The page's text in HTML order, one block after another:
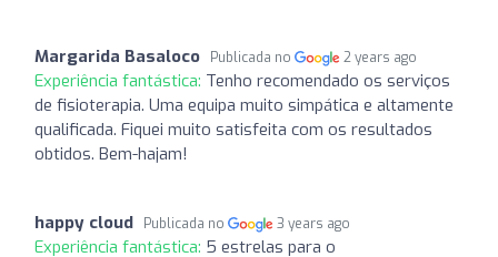
Margarida Basaloco Publicada no 2 years ago
Experiência fantástica: Tenho recomendado os serviços
de fisioterapia. Uma equipa muito simpática e altamente
qualificada. Fiquei muito satisfeita com os resultados
obtidos. Bem-hajam!
happy cloud Publicada no 3 years ago
Experiência fantástica: 5 estrelas para o